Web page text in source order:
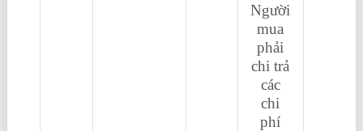
Người
mua
phải
chi trả
các
chi
phí